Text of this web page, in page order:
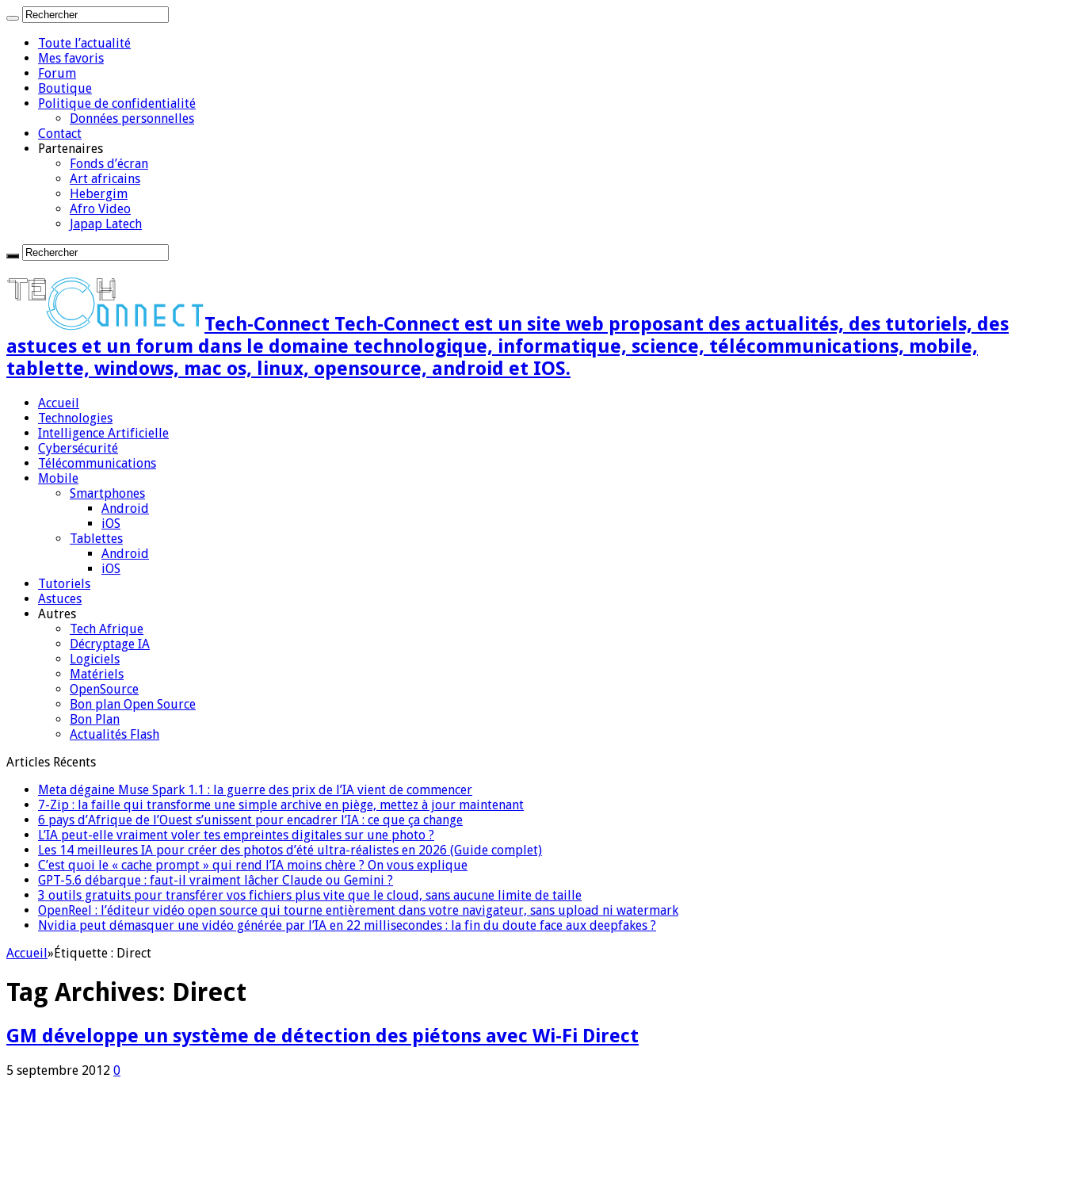
Toute l’actualité
Mes favoris
Forum
Boutique
Politique de confidentialité
Données personnelles
Contact
Partenaires
Fonds d’écran
Art africains
Hebergim
Afro Video
Japap Latech
Tech-Connect Tech-Connect est un site web proposant des actualités, des tutoriels, des
astuces et un forum dans le domaine technologique, informatique, science, télécommunications, mobile,
tablette, windows, mac os, linux, opensource, android et IOS.
Accueil
Technologies
Intelligence Artificielle
Cybersécurité
Télécommunications
Mobile
Smartphones
Android
iOS
Tablettes
Android
iOS
Tutoriels
Astuces
Autres
Tech Afrique
Décryptage IA
Logiciels
Matériels
OpenSource
Bon plan Open Source
Bon Plan
Actualités Flash
Articles Récents
Meta dégaine Muse Spark 1.1 : la guerre des prix de l’IA vient de commencer
7-Zip : la faille qui transforme une simple archive en piège, mettez à jour maintenant
6 pays d’Afrique de l’Ouest s’unissent pour encadrer l’IA : ce que ça change
L’IA peut-elle vraiment voler tes empreintes digitales sur une photo ?
Les 14 meilleures IA pour créer des photos d’été ultra-réalistes en 2026 (Guide complet)
C’est quoi le « cache prompt » qui rend l’IA moins chère ? On vous explique
GPT-5.6 débarque : faut-il vraiment lâcher Claude ou Gemini ?
3 outils gratuits pour transférer vos fichiers plus vite que le cloud, sans aucune limite de taille
OpenReel : l’éditeur vidéo open source qui tourne entièrement dans votre navigateur, sans upload ni watermark
Nvidia peut démasquer une vidéo générée par l’IA en 22 millisecondes : la fin du doute face aux deepfakes ?
Accueil»Étiquette : Direct
Tag Archives: Direct
GM développe un système de détection des piétons avec Wi-Fi Direct
5 septembre 2012 0